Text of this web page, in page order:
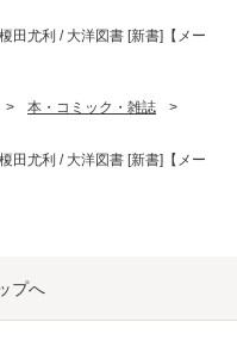
田尤利 / 大洋図書 [新書]【メー
> 本・コミック・雑誌
>
田尤利 / 大洋図書 [新書]【メー
プへ